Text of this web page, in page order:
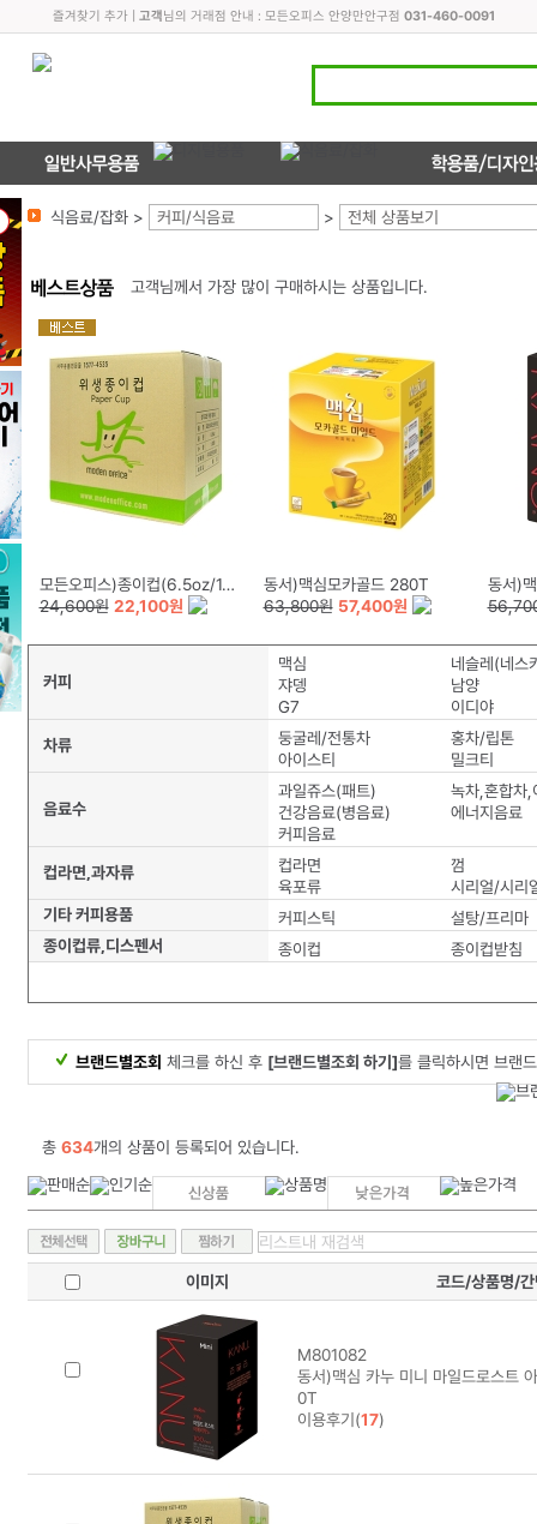
즐겨찾기 추가| 고객님의 거래점 안내 : 모든오피스 안양만안구점 031-460-0091
식음료/잡화 > 커피/식음료 > 전체 상품보기
고객님께서 가장 많이 구매하시는 상품입니다.
모든오피스)종이컵(6.5oz/1,000개/BOX)180g
24,600원 22,100원
동서)맥심모카골드 280T
63,800원 57,400원
동서)맥심 카
커피
맥심
네슬레(네스
쟈뎅
남양
G7
이디야
차류
둥굴레/전통차
홍차/립톤
아이스티
밀크티
음료수
과일쥬스(패트)
녹차,혼합차,
건강음료(병음료)
에너지음료
커피음료
컵라면,과자류
컵라면
껌
육포류
시리얼/시리
기타 커피용품
커피스틱
설탕/프리마
종이컵류,디스펜서
종이컵 종이컵받침
브랜드별조회 체크를 하신 후 [브랜드별조회 하기]를 클릭하시면 브랜
총 634개의 상품이 등록되어 있습니다.
이미지 코드/상품명/간
M801082
동서)맥심 카누 미니 마일드로스트
0T
이용후기(17)